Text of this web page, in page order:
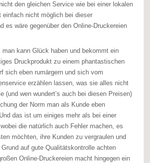
den gleichen Service wie bei einer lokalen
einfach nicht möglich bei dieser
es wäre gegenüber den Online-Druckereien
kann Glück haben und bekommt ein
Druckprodukt zu einem phantastischen
sich eben rumärgern und sich vom
erzählen lassen, was sie alles nicht
(und wen wundert’s auch bei diesen Preisen)
der Norm man als Kunde eben
das ist um einiges mehr als bei einer
die natürlich auch Fehler machen, es
möchten, ihre Kunden zu vergraulen und
auf gute Qualitätskontrolle achten
Online-Druckereien macht hingegen ein